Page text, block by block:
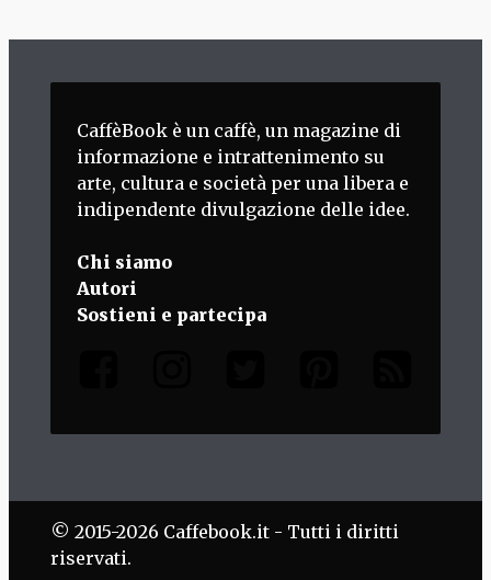
CaffèBook è un caffè, un magazine di
informazione e intrattenimento su
arte, cultura e società per una libera e
indipendente divulgazione delle idee.
Chi siamo
Autori
Sostieni e partecipa
© 2015-2026 Caffebook.it - Tutti i diritti
riservati.